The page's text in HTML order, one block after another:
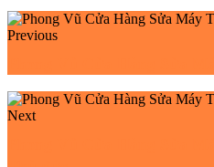
Previous
Next